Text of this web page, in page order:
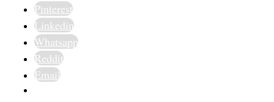
Pinterest
Linkedin
Whatsapp
Reddit
Email